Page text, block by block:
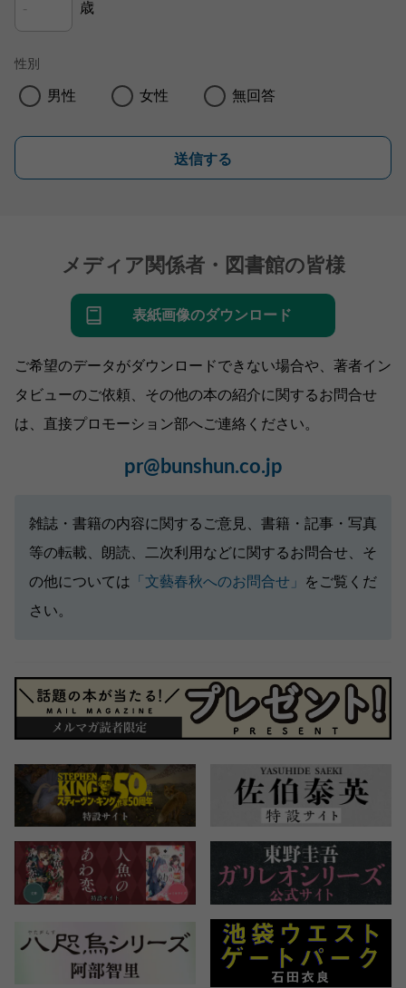
歳
性別
男性 女性 無回答
送信する
メディア関係者・図書館の皆様
表紙画像のダウンロード
ご希望のデータがダウンロードできない場合や、著者イン
タビューのご依頼、その他の本の紹介に関するお問合せ
は、直接プロモーション部へご連絡ください。
pr@bunshun.co.jp
雑誌・書籍の内容に関するご意見、書籍・記事・写真
等の転載、朗読、二次利用などに関するお問合せ、そ
の他については 「文藝春秋へのお問合せ」
をご覧くだ
さい。